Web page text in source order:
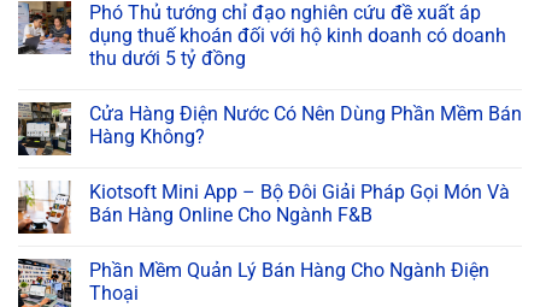
Phó Thủ tướng chỉ đạo nghiên cứu đề xuất áp
dụng thuế khoán đối với hộ kinh doanh có doanh
thu dưới 5 tỷ đồng
Cửa Hàng Điện Nước Có Nên Dùng Phần Mềm Bán
Hàng Không?
Kiotsoft Mini App – Bộ Đôi Giải Pháp Gọi Món Và
Bán Hàng Online Cho Ngành F&B
Phần Mềm Quản Lý Bán Hàng Cho Ngành Điện
Thoại